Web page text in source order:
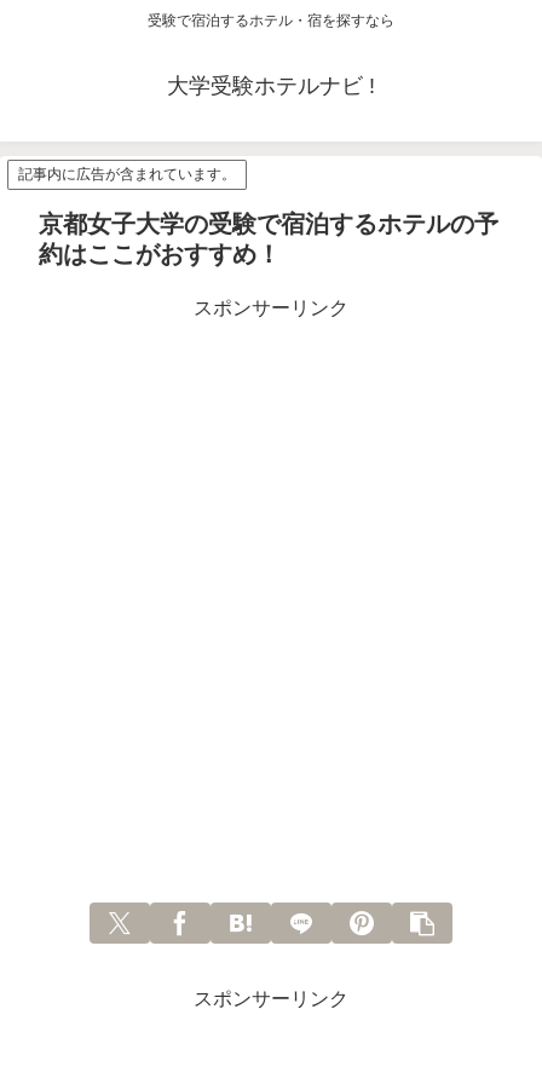
受験で宿泊するホテル・宿を探すなら
大学受験ホテルナビ !
記事内に広告が含まれています。
京都女子大学の受験で宿泊するホテルの予
約はここがおすすめ！
スポンサーリンク
スポンサーリンク